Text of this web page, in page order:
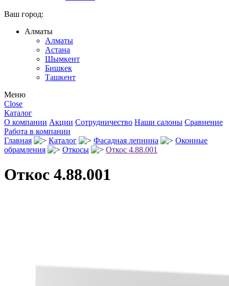
Ваш город:
Алматы
Алматы
Астана
Шымкент
Бишкек
Ташкент
Меню
Close
Каталог
О компании Акции Сотрудничество Наши салоны Сравнение
Работа в компании
Главная
Каталог Фасадная лепнина
Оконные
обрамления
Откосы Откос 4.88.001
Откос 4.88.001